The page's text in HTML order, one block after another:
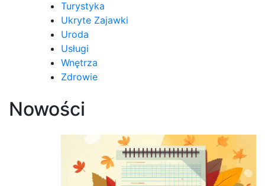
Turystyka
Ukryte Zajawki
Uroda
Usługi
Wnętrza
Zdrowie
Nowości